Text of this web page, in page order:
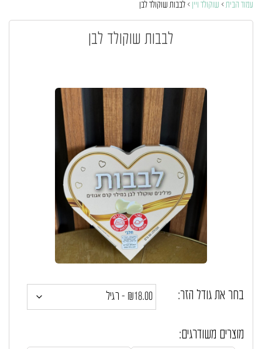
עמוד הבית > שוקולד ויין > לבבות שוקולד לבן
לבבות שוקולד לבן
בחר את גודל הזר:
מוצרים משודרגים: